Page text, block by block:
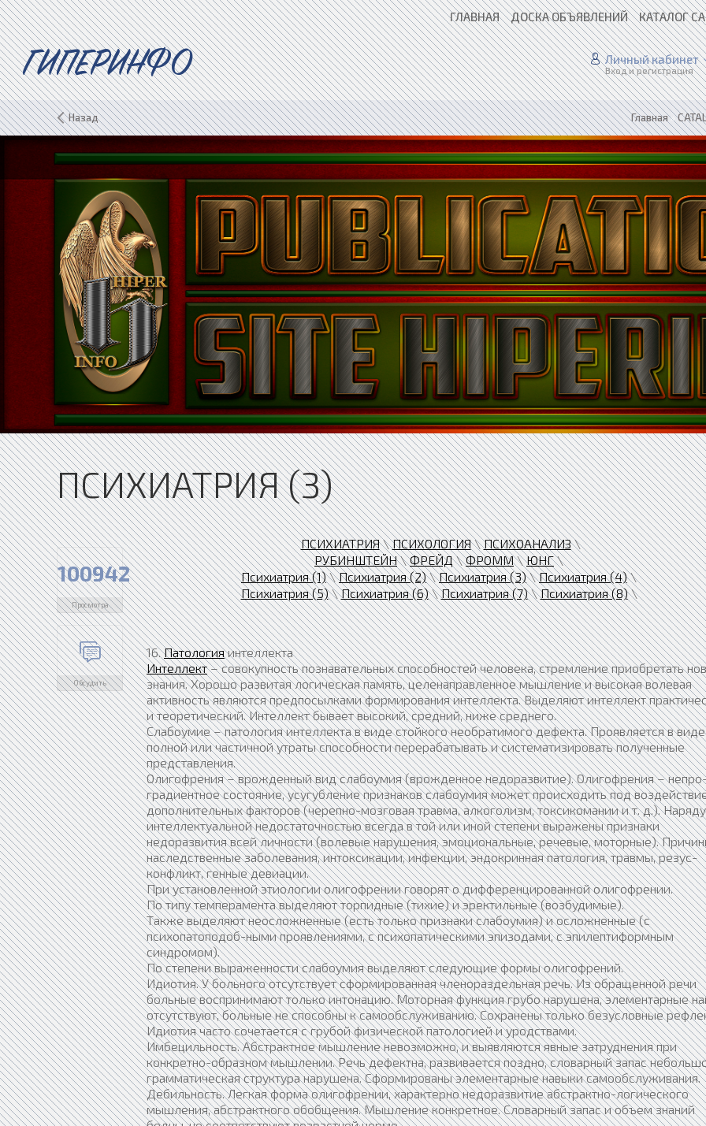
ГЛАВНАЯ ДОСКА ОБЪЯВЛЕНИЙ КАТАЛОГ
ГИПЕРИНФО Личный кабинет
Вход и регистрация
Назад Главная»
ПСИХИАТРИЯ (3)
100942
Просмотра
Обсудить
ПСИХИАТРИЯ\ПСИХОЛОГИЯ\ПСИХОАНАЛИЗ\
РУБИНШТЕЙН\ФРЕЙД\ФРОММ\ЮНГ\
Психиатрия (1)\Психиатрия (2)\Психиатрия (3)\Психиатрия (4)\
Психиатрия (5)\Психиатрия (6)\Психиатрия (7)\Психиатрия (8)\
16.Патологияинтеллекта
Интеллект– совокупность познавательных способностей человека, стремление приобретать
знания. Хорошо развитая логическая память, целенаправленное мышление и высокая волевая
активность являются предпосылками формирования интеллекта. Выделяют интеллект
и теоретический. Интеллект бывает высокий, средний, ниже среднего.
Слабоумие – патология интеллекта в виде стойкого необратимого дефекта. Проявляется в виде
полной или частичной утраты способности перерабатывать и систематизировать полученные
представления.
Олигофрения – врожденный вид слабоумия (врожденное недоразвитие). Олигофрения –
градиентное состояние, усугубление признаков слабоумия может происходить под
дополнительных факторов (черепно-мозговая травма, алкоголизм, токсикомании и т. д.).
интеллектуальной недостаточностью всегда в той или иной степени выражены признаки
недоразвития всей личности (волевые нарушения, эмоциональные, речевые, моторные).
наследственные заболевания, интоксикации, инфекции, эндокринная патология, травмы, резус-
конфликт, генные девиации.
При установленной этиологии олигофрении говорят о дифференцированной олигофрении.
По типу темперамента выделяют торпидные (тихие) и эректильные (возбудимые).
Также выделяют неосложненные (есть только признаки слабоумия) и осложненные (с
психопатоподоб-ными проявлениями, с психопатическими эпизодами, с эпилептиформным
синдромом).
По степени выраженности слабоумия выделяют следующие формы олигофрений.
Идиотия. У больного отсутствует сформированная членораздельная речь. Из обращенной речи
больные воспринимают только интонацию. Моторная функция грубо нарушена, элементарные
отсутствуют, больные не способны к самообслуживанию. Сохранены только безусловные
Идиотия часто сочетается с грубой физической патологией и уродствами.
Имбецильность. Абстрактное мышление невозможно, и выявляются явные затруднения при
конкретно-образном мышлении. Речь дефектна, развивается поздно, словарный запас
грамматическая структура нарушена. Сформированы элементарные навыки самообслуживания.
Дебильность. Легкая форма олигофрении, характерно недоразвитие абстрактно-логического
мышления, абстрактного обобщения. Мышление конкретное. Словарный запас и объем знаний